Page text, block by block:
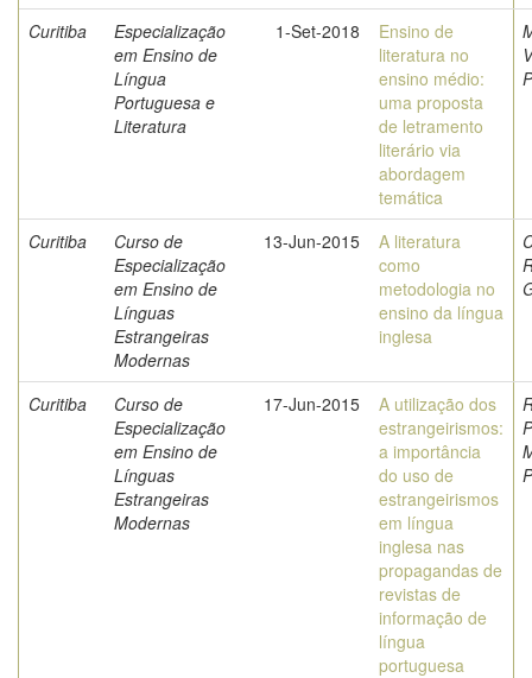
Curitiba
Especialização
em Ensino de
Língua
Portuguesa e
Literatura
1-Set-2018
Ensino de
literatura no
ensino médio:
uma proposta
de letramento
literário via
abordagem
temática
Curitiba
Curso de
Especialização
em Ensino de
Línguas
Estrangeiras
Modernas
13-Jun-2015
A literatura
como
metodologia no
ensino da língua
inglesa
Curitiba
Curso de
Especialização
em Ensino de
Línguas
Estrangeiras
Modernas
17-Jun-2015
A utilização dos
estrangeirismos:
a importância
do uso de
estrangeirismos
em língua
inglesa nas
propagandas de
revistas de
informação de
língua
portuguesa